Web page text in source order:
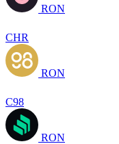
RON
CHR
RON
C98
RON